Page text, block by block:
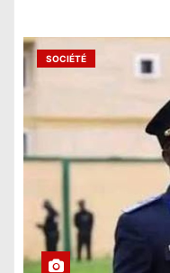
SOCIÉTÉ